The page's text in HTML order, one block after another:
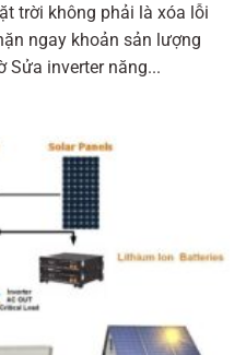
trời không phải là xóa lỗi
ngay khoản sản lượng
inverter năng...